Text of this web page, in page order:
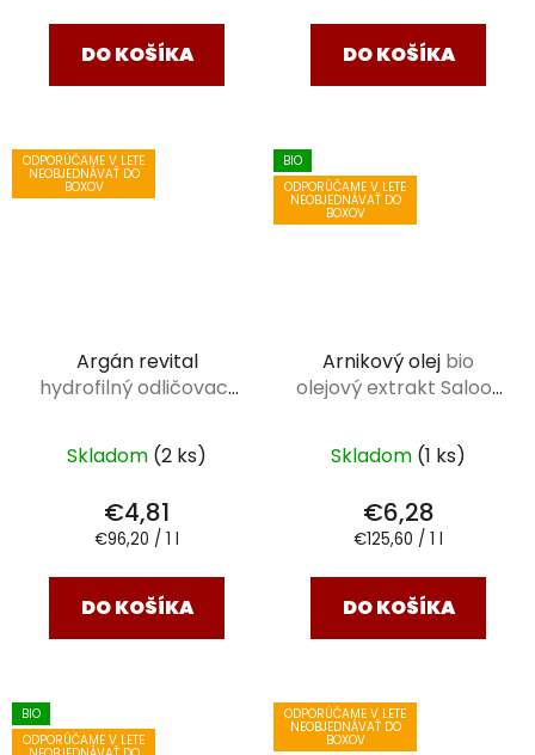
DO KOŠÍKA DO KOŠÍKA
ODPORÚČAME V LETE
NEOBJEDNÁVAŤ DO
BOXOV
Argán revital
hydrofilný odličovací
Skladom (2 ks)
€4,81
Jednotková
€96,20 / 1 l
DO KOŠÍKA
BIO
ODPORÚČAME V LETE
NEOBJEDNÁVAŤ DO
BOXOV
Arnikový olej bio
olejový extrakt Saloos
Skladom (1 ks)
€6,28
Jednotková
€125,60 / 1 l
DO KOŠÍKA
BIO
ODPORÚČAME V LETE
ODPORÚČAME V LETE
NEOBJEDNÁVAŤ DO
BOXOV